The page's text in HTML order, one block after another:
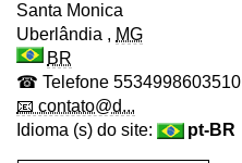
Santa Monica
Uberlândia , MG
BR
☎ Telefone 5534998603510
📧 contato@d...
Idioma (s) do site:
pt-BR